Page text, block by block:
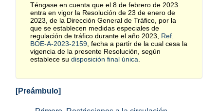
Téngase en cuenta que el 8 de febrero de 2023
entra en vigor la Resolución de 23 de enero de
2023, de la Dirección General de Tráfico, por la
que se establecen medidas especiales de
regulación de tráfico durante el año 2023, Ref.
BOE-A-2023-2159, fecha a partir de la cual cesa la
vigencia de la presente Resolución, según
establece su disposición final única
[Preámbulo]